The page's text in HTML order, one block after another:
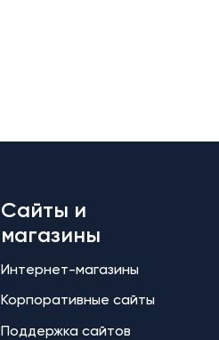
Сайты и
магазины
Интернет-магазины
Корпоративные сайты
Поддержка сайтов